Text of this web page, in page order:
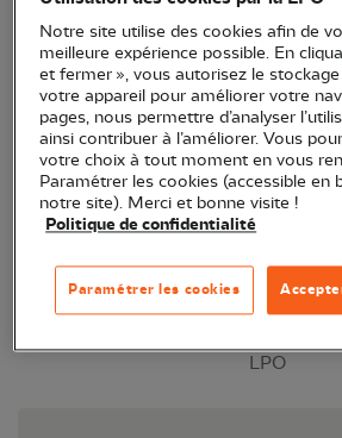
de très bonnes conditions.
LPO
Notre site utilise des cookies afin de
meilleure expérience possible. En
et fermer », vous autorisez le
votre appareil pour améliorer votre
pages, nous permettre d’analyser
ainsi contribuer à l’améliorer. Vous
votre choix à tout moment en vous
Paramétrer les cookies (accessible en
notre site). Merci et bonne visite !
Politique de confidentialité
Paramétrer les cookies